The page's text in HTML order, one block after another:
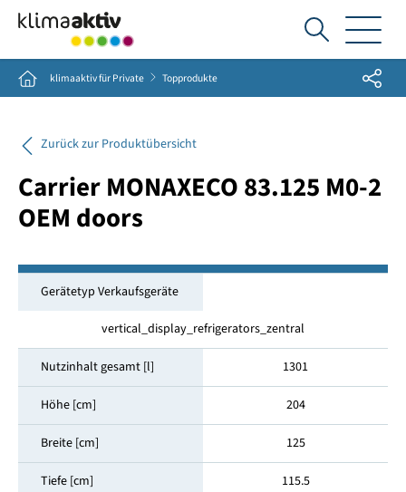
Ich
suche...
Home klimaaktiv für Private Topprodukte Share
Zurück zur Produktübersicht
Carrier MONAXECO 83.125 M0-2
OEM doors
Gerätetyp Verkaufsgeräte
vertical_display_refrigerators_zentral
Nutzinhalt gesamt [l] 1301
Höhe [cm] 204
Breite [cm] 125
Tiefe [cm] 115.5